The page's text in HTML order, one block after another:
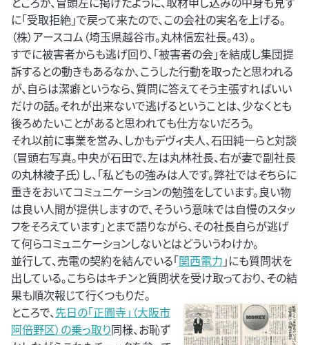
に「受取拒絶」で戻って来たので、この会社の実名を上げる。
（株）アースコム（埼玉県越谷市。丸林信宏社長。43）。
すでに被害者からも逃げ回り、「被害者の会」を結成し集団提
訴するとの動きもあるなか、こうした行動を取ったと思われる
が、自らは潔癖というなら、質問に答えてそう主張すればいい
だけの話。それが出来ないで逃げるということは、少なくとも
後ろめたいことがあると思われても仕方ないだろう。
それ以前に事業を営み、しかもデヴィ夫人、石田純一らと対談
（冒頭右写真。中央が石田で、左は丸林社長、右が妻で副社長
の丸林綾子氏）し、「私どもの強みは人です。弊社ではそちらに
重きをおいてコミュニケーションの勉強をしています。良い物
は良い人間が提供しますので、そういう意味では自慢のスタッ
フをそろえています」とまで語りながら、その社長自らが逃げ
て何らコミュニケーションしないとはどういうわけか。
並行して、売電の契約を結んでいる「関西電力 」にも質問状を
出している。こちらはキチンと質問状を受け取っており、その結
果も順次報じて行くつもりだ。
ところで、先日の「正圓寺」（大阪市
阿倍野区）の乗っ取り同様、お恥ず